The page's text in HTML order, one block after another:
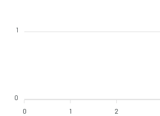
1
0
0 1 2